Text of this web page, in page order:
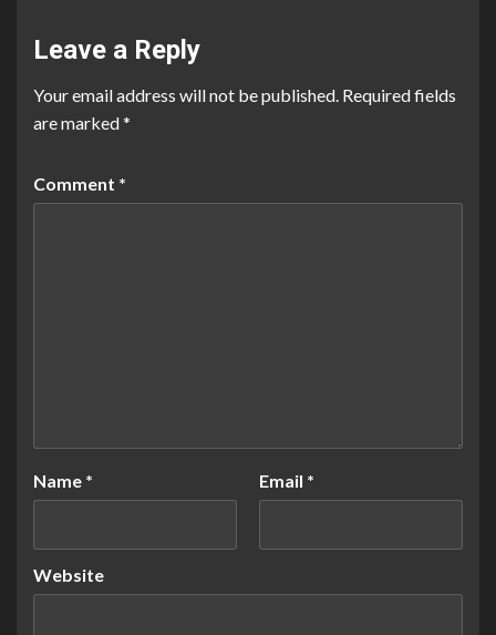
Leave a Reply
Your email address will not be published. Required fields
are marked*
Comment *
Name * Email *
Website